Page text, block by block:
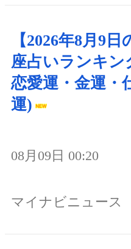
【2026年8月9
座占いランキン
恋愛運・金運・
運)
08月09日 00:20
マイナビニュース